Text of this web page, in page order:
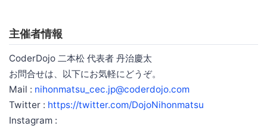
主催者情報
CoderDojo 二本松 代表者 丹治慶太
お問合せは、以下にお気軽にどうぞ。
Mail : nihonmatsu_cec.jp@coderdojo.com
Twitter : https://twitter.com/DojoNihonmatsu
Instagram :